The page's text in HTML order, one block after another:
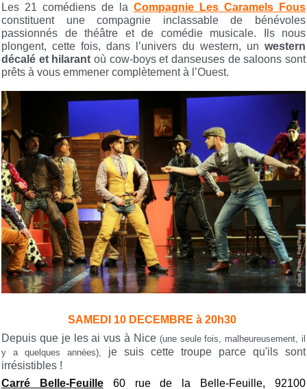
Les 21 comédiens de la Compagnie Les Caramels Fous
constituent une compagnie inclassable de bénévoles
passionnés de théâtre et de comédie musicale. Ils nous
plongent, cette fois, dans l’univers du western, un western
décalé et hilarant où cow-boys et danseuses de saloons sont
prêts à vous emmener complètement à l’Ouest.
SAMEDI 10 DECEMBRE à 20h30
Depuis que je les ai vus à Nice (une seule fois, malheureusement, il
y a quelques années),
je suis cette troupe parce qu'ils sont
irrésistibles !
Carré Belle-Feuille
60 rue de la Belle-Feuille, 92100